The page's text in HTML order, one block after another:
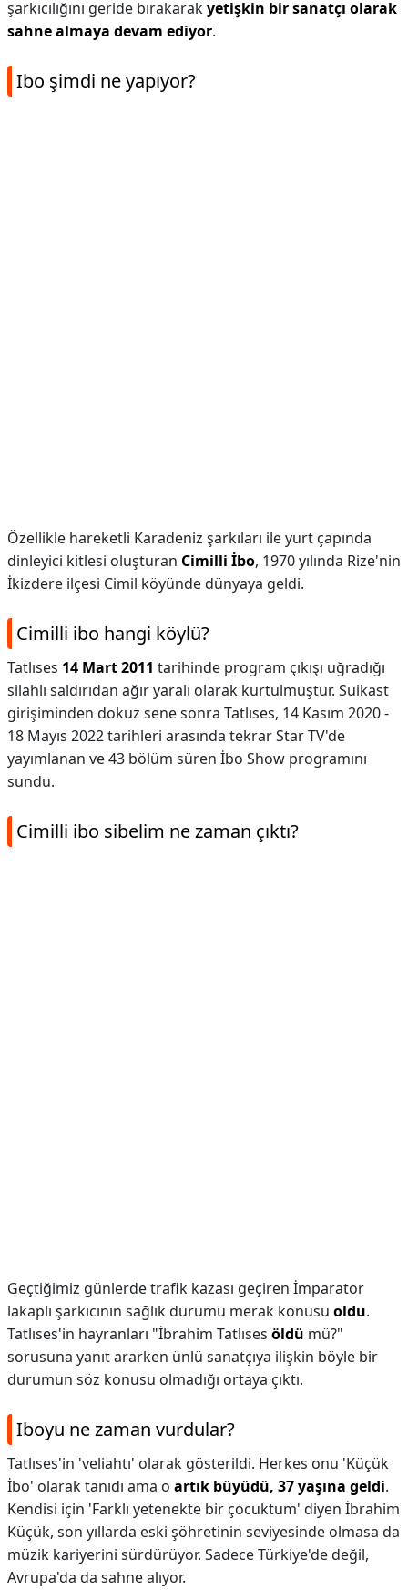
şarkıcılığını geride bırakarakyetişkin bir sanatçı olarak
sahne almaya devam ediyor.
Ibo şimdi ne yapıyor?
Özellikle hareketli Karadeniz şarkıları ile yurt çapında
dinleyici kitlesi oluşturan Cimilli İbo, 1970 yılında Rize'nin
İkizdere ilçesi Cimil köyünde dünyaya geldi.
Cimilli ibo hangi köylü?
Tatlıses 14 Mart 2011 tarihinde program çıkışı uğradığı
silahlı saldırıdan ağır yaralı olarak kurtulmuştur. Suikast
girişiminden dokuz sene sonra Tatlıses, 14 Kasım 2020 -
18 Mayıs 2022 tarihleri arasında tekrar Star TV'de
yayımlanan ve 43 bölüm süren İbo Show programını
sundu.
Cimilli ibo sibelim ne zaman çıktı?
Geçtiğimiz günlerde trafik kazası geçiren İmparator
lakaplı şarkıcının sağlık durumu merak konusu oldu.
Tatlıses'in hayranları "İbrahim Tatlıses öldü mü?"
sorusuna yanıt ararken ünlü sanatçıya ilişkin böyle bir
durumun söz konusu olmadığı ortaya çıktı.
Iboyu ne zaman vurdular?
Tatlıses'in 'veliahtı' olarak gösterildi. Herkes onu 'Küçük
İbo' olarak tanıdı ama o artık büyüdü, 37 yaşına geldi.
Kendisi için 'Farklı yetenekte bir çocuktum' diyen İbrahim
Küçük, son yıllarda eski şöhretinin seviyesinde olmasa da
müzik kariyerini sürdürüyor. Sadece Türkiye'de değil,
Avrupa'da da sahne alıyor.